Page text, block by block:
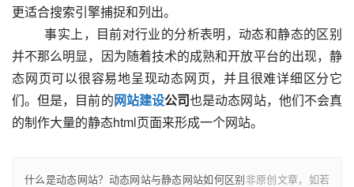
更适合搜索引擎捕捉和列出。
并不那么明显，因为随着技术的成熟和开放平台的出现，静
态网页可以很容易地呈现动态网页，并且很难详细区分它
们。但是，目前的网站建设公司也是动态网站，他们不会真
什么是动态网站？动态网站与静态网站如何区别非原创文章，如若